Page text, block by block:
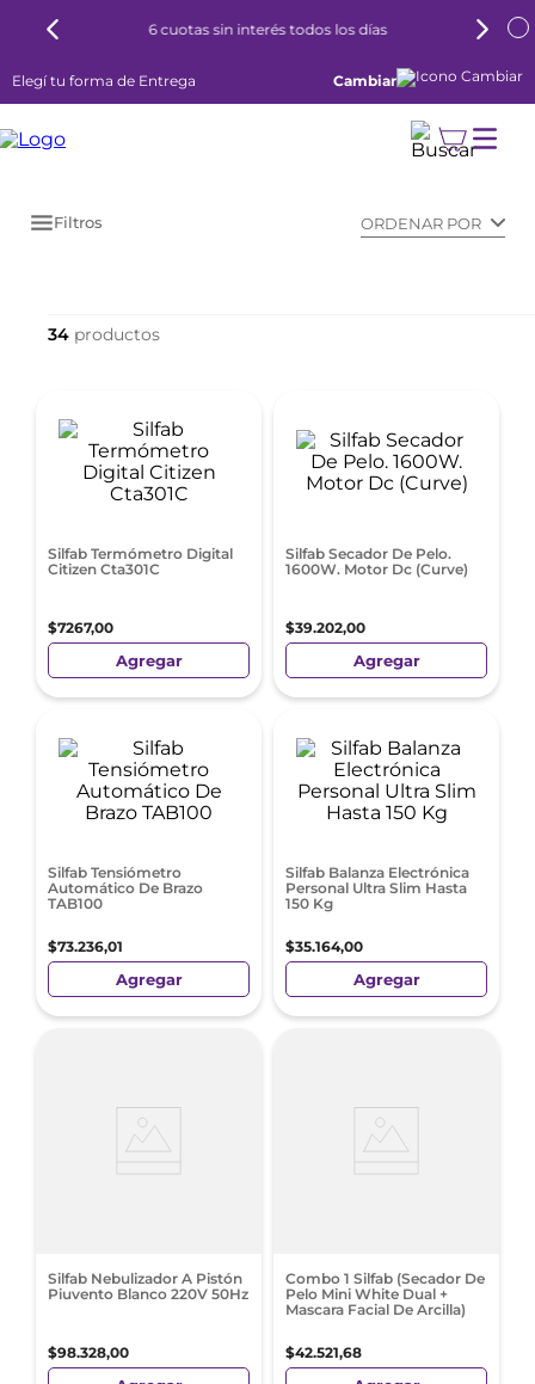
6 cuotas sin interés todos los días
Elegí tu forma de Entrega Cambiar
Filtros ORDENAR POR
34
Silfab Termómetro Digital
Citizen Cta301C
$7267,00
Agregar
Silfab Secador De Pelo.
1600W. Motor Dc (Curve)
$39.202,00
Agregar
Silfab Tensiómetro
Automático De Brazo
TAB100
$73.236,01
Agregar
Silfab Balanza Electrónica
Personal Ultra Slim Hasta
150 Kg
$35.164,00
Agregar
Silfab Nebulizador A Pistón
Piuvento Blanco 220V 50Hz
$98.328,00
Combo 1 Silfab (Secador De
Pelo Mini White Dual +
Mascara Facial De Arcilla)
$42.521,68